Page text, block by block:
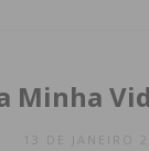
Minha
13 DE JANEIRO